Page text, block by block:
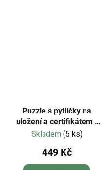
Puzzle s pytlíčky na
uložení a certifikátem -
Mideer - LEVEL 04 -
Skladem (5 ks)
449 Kč